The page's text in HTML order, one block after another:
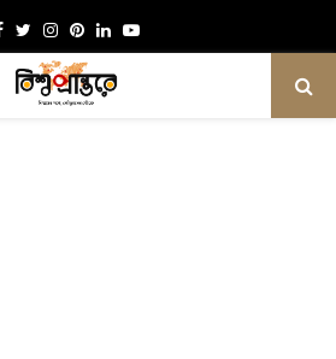
Facebook
TwitterInstagram
Pinterest
LinkedinYoutube